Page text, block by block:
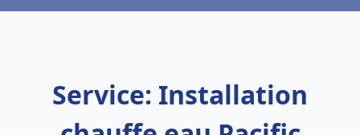
Service: Installation